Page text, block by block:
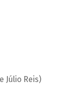
Júlio Reis)